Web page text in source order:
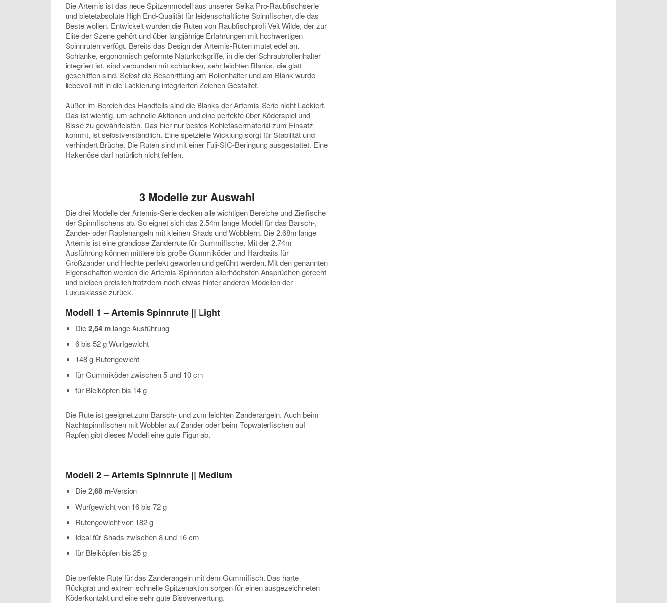
Die Artemis ist das neue Spitzenmodell aus unserer Seika Pro-Raubfischserie
und bietetabsolute High End-Qualität für leidenschaftliche Spinnfischer, die das
Beste wollen. Entwickelt wurden die Ruten von Raubfischprofi Veit Wilde, der zur
Elite der Szene gehört und über langjährige Erfahrungen mit hochwertigen
Spinnruten verfügt. Bereits das Design der Artemis-Ruten mutet edel an.
Schlanke, ergonomisch geformte Naturkorkgriffe, in die der Schraubrollenhalter
integriert ist, sind verbunden mit schlanken, sehr leichten Blanks, die glatt
geschliffen sind. Selbst die Beschriftung am Rollenhalter und am Blank wurde
liebevoll mit in die Lackierung integrierten Zeichen Gestaltet.
Außer im Bereich des Handteils sind die Blanks der Artemis-Serie nicht Lackiert.
Das ist wichtig, um schnelle Aktionen und eine perfekte über Köderspiel und
Bisse zu gewährleisten. Das hier nur bestes Kohlefasermaterial zum Einsatz
kommt, ist selbstverständlich. Eine spetzielle Wicklung sorgt für Stabilität und
verhindert Brüche. Die Ruten sind mit einer Fuji-SIC-Beringung ausgestattet. Eine
Hakenöse darf natürlich nicht fehlen.
3 Modelle zur Auswahl
Die drei Modelle der Artemis-Serie decken alle wichtigen Bereiche und Zielfische
der Spinnfischens ab. So eignet sich das 2.54m lange Modell für das Barsch-,
Zander- oder Rapfenangeln mit kleinen Shads und Wobblern. Die 2.68m lange
Artemis ist eine grandiose Zanderrute für Gummifische. Mit der 2.74m
Ausführung können mittlere bis große Gummiköder und Hardbaits für
Großzander und Hechte perfekt geworfen und geführt werden. Mit den genannten
Eigenschaften werden die Artemis-Spinnruten allerhöchsten Ansprüchen gerecht
und bleiben preislich trotzdem noch etwas hinter anderen Modellen der
Luxusklasse zurück.
Modell 1 – Artemis Spinnrute || Light
Die2,54 m lange Ausführung
6 bis 52 g Wurfgewicht
148 g Rutengewicht
für Gummiköder zwischen 5 und 10 cm
für Bleiköpfen bis 14 g
Die Rute ist geeignet zum Barsch- und zum leichten Zanderangeln. Auch beim
Nachtspinnfischen mit Wobbler auf Zander oder beim Topwaterfischen auf
Rapfen gibt dieses Modell eine gute Figur ab.
Modell 2 – Artemis Spinnrute || Medium
Die2,68 m-Version
Wurfgewicht von 16 bis 72 g
Rutengewicht von 182 g
Ideal für Shads zwischen 8 und 16 cm
für Bleiköpfen bis 25 g
Die perfekte Rute für das Zanderangeln mit dem Gummifisch. Das harte
Rückgrat und extrem schnelle Spitzenaktion sorgen für einen ausgezeichneten
Köderkontakt und eine sehr gute Bissverwertung.